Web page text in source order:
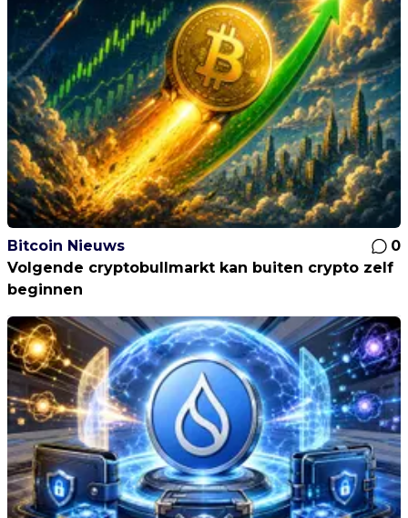
Bitcoin Nieuws
0
Volgende cryptobullmarkt kan buiten crypto zelf
beginnen